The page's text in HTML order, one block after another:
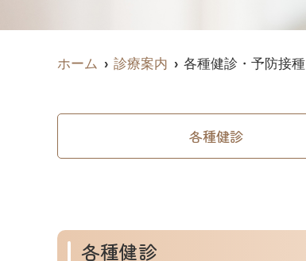
ホーム 診療案内 各種健診・予防接種
各種健診
各種健診